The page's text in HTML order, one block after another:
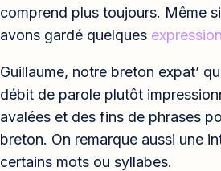
comprend plus toujours. Même
avons gardé quelques
Guillaume, notre breton expat’
débit de parole plutôt
avalées et des fins de phrases
breton. On remarque aussi une
certains mots ou syllabes.